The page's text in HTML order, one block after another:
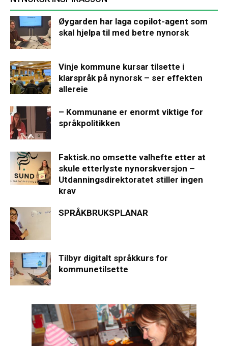
Øygarden har laga copilot-agent som
skal hjelpa til med betre nynorsk
Vinje kommune kursar tilsette i
klarspråk på nynorsk – ser effekten
allereie
– Kommunane er enormt viktige for
språkpolitikken
Faktisk.no omsette valhefte etter at
skule etterlyste nynorskversjon –
Utdanningsdirektoratet stiller ingen
krav
SPRÅKBRUKSPLANAR
Tilbyr digitalt språkkurs for
kommunetilsette